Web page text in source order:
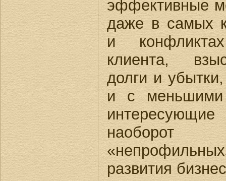
эффективные
даже в самых
и
клиента,
долги и
и с меньшими
наоборот
развития